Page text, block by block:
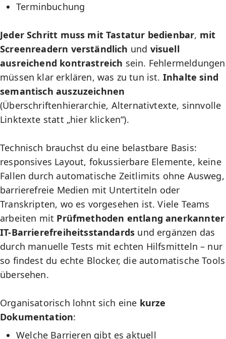
Terminbuchung
Jeder Schritt muss mit Tastatur bedienbar, mit
Screenreadern verständlich und visuell
ausreichend kontrastreich sein. Fehlermeldungen
müssen klar erklären, was zu tun ist. Inhalte sind
semantisch auszuzeichnen
(Überschriftenhierarchie, Alternativtexte, sinnvolle
Linktexte statt „hier klicken“).
Technisch brauchst du eine belastbare Basis:
responsives Layout, fokussierbare Elemente, keine
Fallen durch automatische Zeitlimits ohne Ausweg,
barrierefreie Medien mit Untertiteln oder
Transkripten, wo es vorgesehen ist. Viele Teams
arbeiten mit Prüfmethoden entlang anerkannter
IT-Barrierefreiheitsstandards und ergänzen das
durch manuelle Tests mit echten Hilfsmitteln – nur
so findest du echte Blocker, die automatische Tools
übersehen.
Organisatorisch lohnt sich eine kurze
Dokumentation:
Welche Barrieren gibt es aktuell